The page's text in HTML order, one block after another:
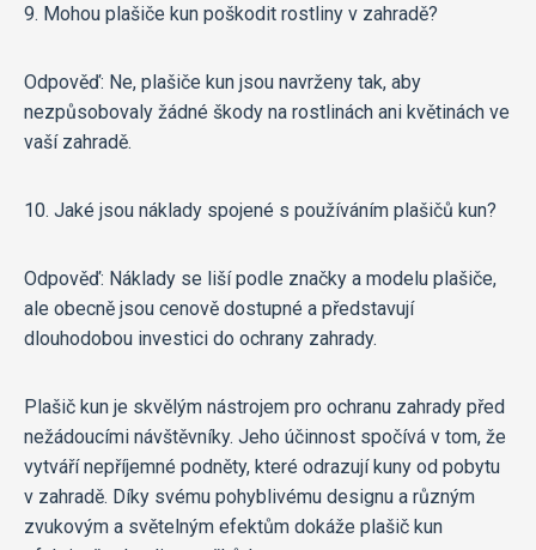
9. Mohou plašiče kun poškodit rostliny v zahradě?
Odpověď: Ne, plašiče kun jsou navrženy tak, aby
nezpůsobovaly žádné škody na rostlinách ani květinách ve
vaší zahradě.
10. Jaké jsou náklady spojené s používáním plašičů kun?
Odpověď: Náklady se liší podle značky a modelu plašiče,
ale obecně jsou cenově dostupné a představují
dlouhodobou investici do ochrany zahrady.
Plašič kun je skvělým nástrojem pro ochranu zahrady před
nežádoucími návštěvníky. Jeho účinnost spočívá v tom, že
vytváří nepříjemné podněty, které odrazují kuny od pobytu
v zahradě. Díky svému pohyblivému designu a různým
zvukovým a světelným efektům dokáže plašič kun